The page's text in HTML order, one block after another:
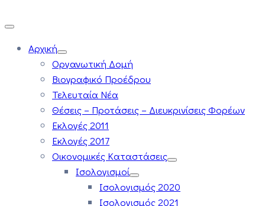
Αρχική
Οργανωτική Δομή
Βιογραφικό Προέδρου
Τελευταία Νέα
Θέσεις – Προτάσεις – Διευκρινίσεις Φορέων
Εκλογές 2011
Εκλογές 2017
Οικονομικές Καταστάσεις
Ισολογισμοί
Ισολογισμός 2020
Ισολογισμός 2021